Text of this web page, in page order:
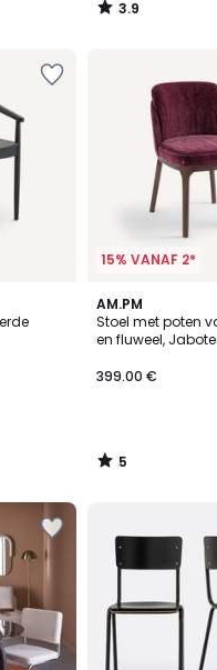
3.9
/
15% VANAF 2*
AM.PM
Stoel met poten
en fluweel, Jabote
399.00 €
5
/
5
5
/